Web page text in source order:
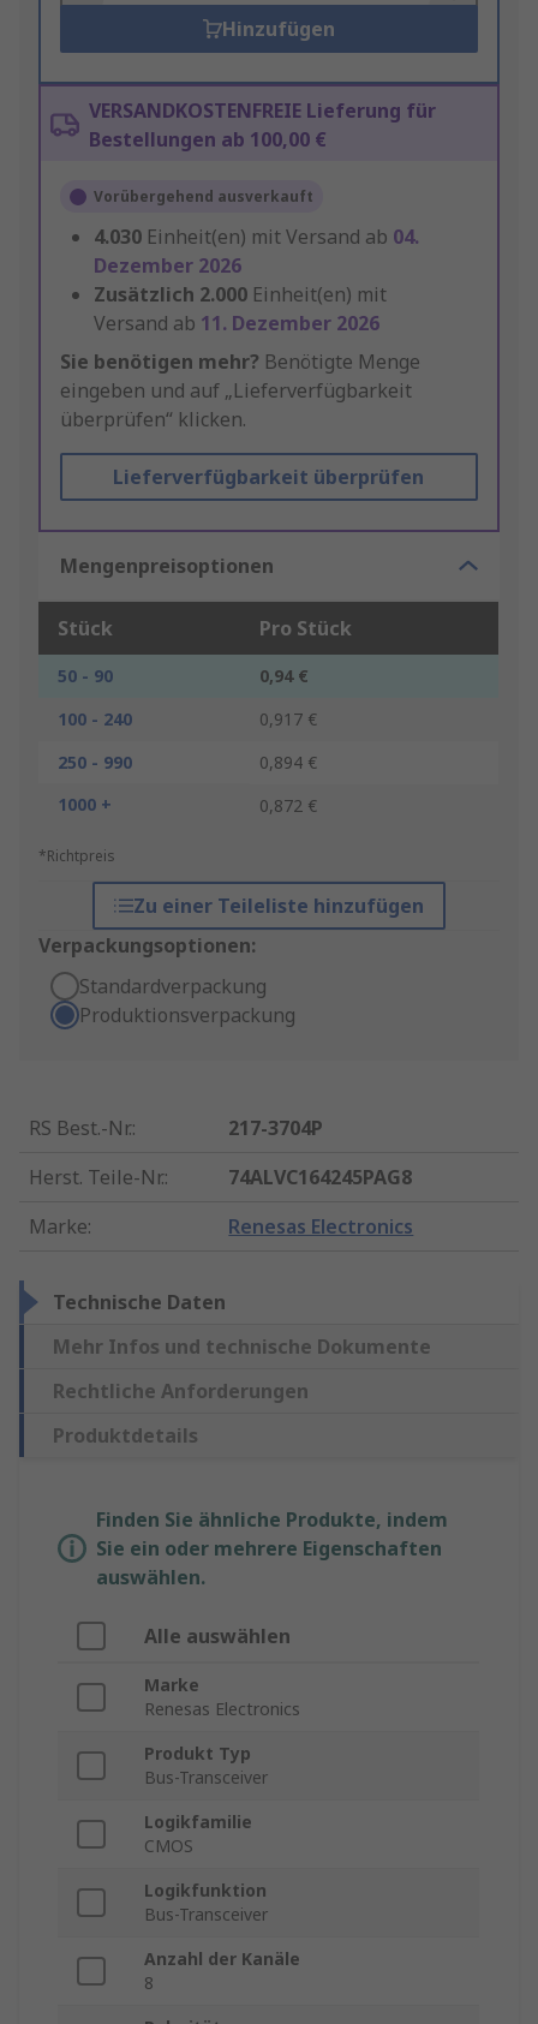
Hinzufügen
VERSANDKOSTENFREIE Lieferung für
Bestellungen ab 100,00 €
Vorübergehend ausverkauft
4.030 Einheit(en) mit Versand ab 04.
Dezember 2026
Zusätzlich 2.000 Einheit(en) mit
Versand ab 11. Dezember 2026
Sie benötigen mehr? Benötigte Menge
eingeben und auf „Lieferverfügbarkeit
überprüfen“ klicken.
Lieferverfügbarkeit überprüfen
Mengenpreisoptionen
Stück Pro Stück
50 - 90
0,94 €
100 - 240
0,917 €
250 - 990
0,894 €
1000 +
0,872 €
*Richtpreis
Zu einer Teileliste hinzufügen
Verpackungsoptionen:
Standardverpackung
Produktionsverpackung
RS Best.-Nr.:
217-3704P
Herst. Teile-Nr.:
74ALVC164245PAG8
Marke: Renesas Electronics
Technische Daten
Mehr Infos und technische Dokumente
Rechtliche Anforderungen
Produktdetails
Finden Sie ähnliche Produkte, indem
Sie ein oder mehrere Eigenschaften
auswählen.
Alle auswählen
Marke
Renesas Electronics
Produkt Typ
Bus-Transceiver
Logikfamilie
CMOS
Logikfunktion
Bus-Transceiver
Anzahl der Kanäle
8